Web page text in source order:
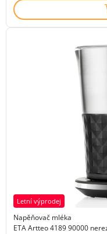
Letní výprodej
Napěňovač mléka
ETA Artteo 4189 90000